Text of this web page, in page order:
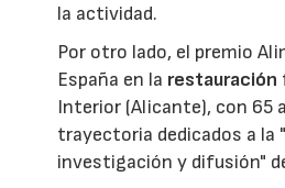
la actividad.
Por otro lado, el premio
España en la restauración
Interior (Alicante), con 65
trayectoria dedicados a la
investigación y difusión"